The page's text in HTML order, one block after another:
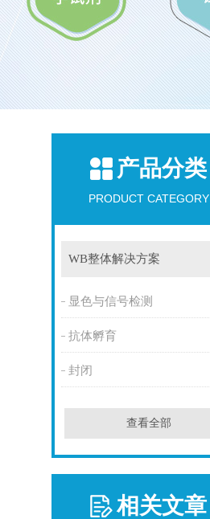
产品分类
PRODUCT CATEGORY
WB整体解决方案
显色与信号检测
抗体孵育
封闭
查看全部
相关文章